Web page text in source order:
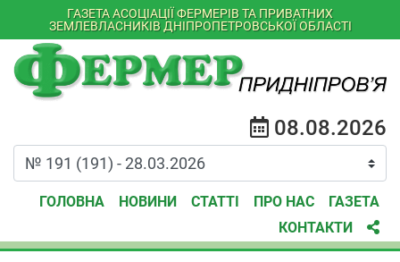
ГАЗЕТА АСОЦІАЦІЇ ФЕРМЕРІВ ТА ПРИВАТНИХ
ЗЕМЛЕВЛАСНИКІВ ДНІПРОПЕТРОВСЬКОЇ ОБЛАСТІ
08.08.2026
ГОЛОВНА НОВИНИ СТАТТІ ПРО НАС
ГАЗЕТА
КОНТАКТИ